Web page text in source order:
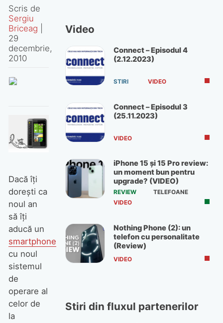
Scris de
Sergiu
Briceag
29
decembrie,
2010
Dacă îți
dorești ca
noul an
să îți
aducă un
smartphone
cu noul
sistemul
de
operare al
celor de
la
Video
Connect – Episodul 4
(2.12.2023)
STIRI VIDEO
Connect – Episodul 3
(25.11.2023)
VIDEO
iPhone 15 și 15 Pro review:
un moment bun pentru
upgrade? (VIDEO)
REVIEW
TELEFOANE
VIDEO
Nothing Phone (2): un
telefon cu personalitate
(Review)
VIDEO
Stiri din fluxul partenerilor